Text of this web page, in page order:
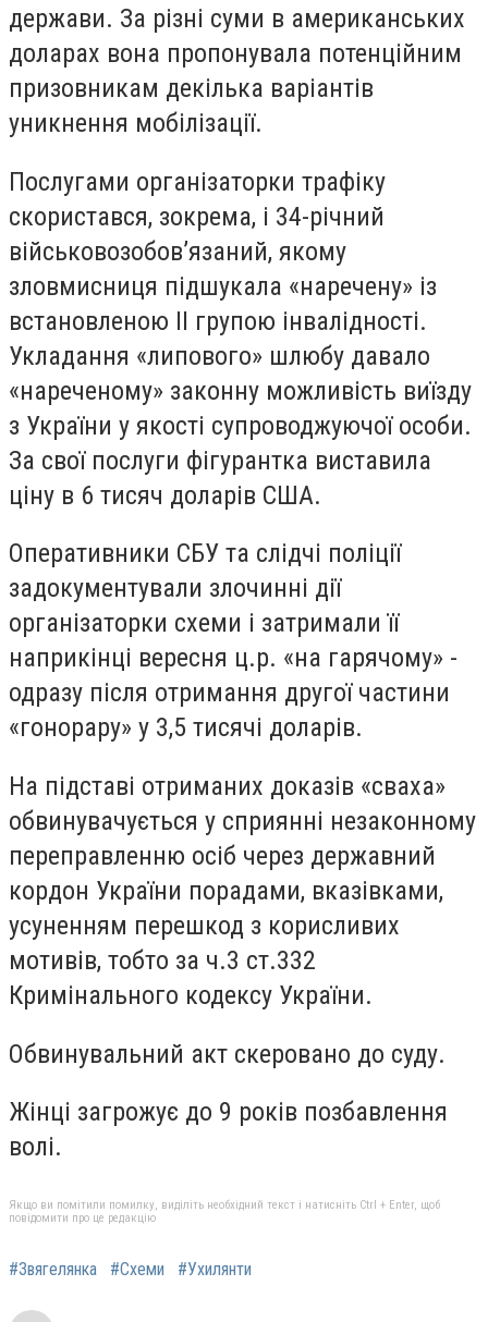
держави. За різні суми в американських
доларах вона пропонувала потенційним
призовникам декілька варіантів
уникнення мобілізації.
Послугами організаторки трафіку
скористався, зокрема, і 34-річний
військовозобов’язаний, якому
зловмисниця підшукала «наречену» із
встановленою ІІ групою інвалідності.
Укладання «липового» шлюбу давало
«нареченому» законну можливість виїзду
з України у якості супроводжуючої особи.
За свої послуги фігурантка виставила
ціну в 6 тисяч доларів США.
Оперативники СБУ та слідчі поліції
задокументували злочинні дії
організаторки схеми і затримали її
наприкінці вересня ц.р. «на гарячому» -
одразу після отримання другої частини
«гонорару» у 3,5 тисячі доларів.
На підставі отриманих доказів «сваха»
обвинувачується у сприянні незаконному
переправленню осіб через державний
кордон України порадами, вказівками,
усуненням перешкод з корисливих
мотивів, тобто за ч.3 ст.332
Кримінального кодексу України.
Обвинувальний акт скеровано до суду.
Жінці загрожує до 9 років позбавлення
волі.
Якщо ви помітили помилку, виділіть необхідний текст і натисніть Ctrl + Enter, щоб
повідомити про це редакцію
#Звягелянка #Схеми #Ухилянти